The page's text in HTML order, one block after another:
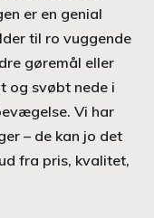
er en genial
til ro vuggende
gøremål eller
og svøbt nede i
Vi har
– de kan jo det
fra pris, kvalitet,